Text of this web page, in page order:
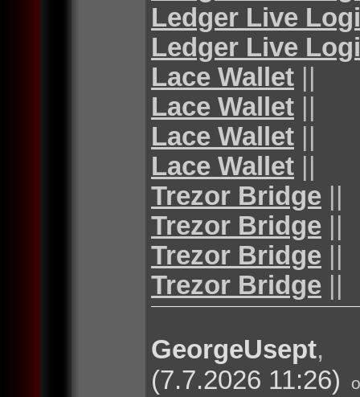
Ledger Live
Ledger Live
Lace Wallet ||
Lace Wallet ||
Lace Wallet ||
Lace Wallet ||
Trezor Bridge ||
Trezor Bridge ||
Trezor Bridge ||
Trezor Bridge ||
GeorgeUsept
(7.7.2026 11:26)